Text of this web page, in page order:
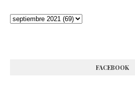
FACEBOOK